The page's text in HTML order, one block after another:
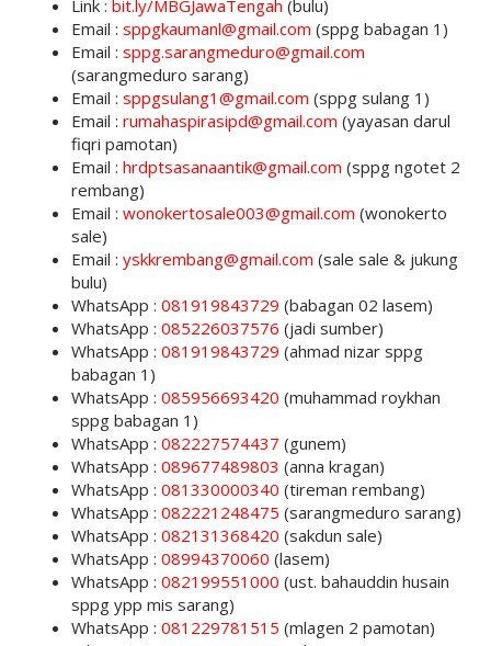
Link : bit.ly/MBGJawaTengah (bulu)
Email : sppgkaumanl@gmail.com (sppg babagan 1)
Email : sppg.sarangmeduro@gmail.com
(sarangmeduro sarang)
Email : sppgsulang1@gmail.com (sppg sulang 1)
Email : rumahaspirasipd@gmail.com (yayasan darul
fiqri pamotan)
Email : hrdptsasanaantik@gmail.com (sppg ngotet 2
rembang)
Email : wonokertosale003@gmail.com (wonokerto
sale)
Email : yskkrembang@gmail.com (sale sale & jukung
bulu)
WhatsApp : 081919843729 (babagan 02 lasem)
WhatsApp : 085226037576 (jadi sumber)
WhatsApp : 081919843729 (ahmad nizar sppg
babagan 1)
WhatsApp : 085956693420 (muhammad roykhan
sppg babagan 1)
WhatsApp : 082227574437 (gunem)
WhatsApp : 089677489803 (anna kragan)
WhatsApp : 081330000340 (tireman rembang)
WhatsApp : 082221248475 (sarangmeduro sarang)
WhatsApp : 082131368420 (sakdun sale)
WhatsApp : 08994370060 (lasem)
WhatsApp : 082199551000 (ust. bahauddin husain
sppg ypp mis sarang)
WhatsApp : 081229781515 (mlagen 2 pamotan)